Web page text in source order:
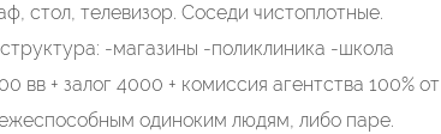
стол, телевизор. Соседи чистоплотные.
-магазины -поликлиника -школа
вв + залог 4000 + комиссия агентства 100% от
одиноким людям, либо паре.